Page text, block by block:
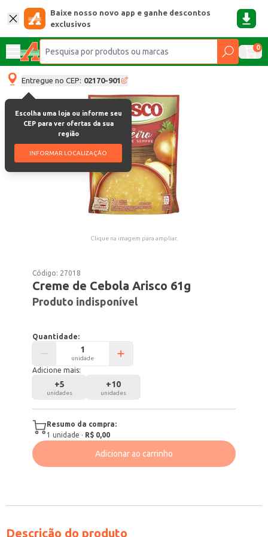
Baixe nosso novo app e ganhe descontos
exclusivos
0
Entregue no CEP: 02170-901
Escolha uma loja ou informe seu
CEP para ver ofertas da sua
região
INFORMAR LOCALIZAÇÃO
Clique na imagem para ampliar.
Código: 27018
Creme de Cebola Arisco 61g
Produto indisponível
Quantidade:
unidade
Adicione mais:
+5
unidades
+10
unidades
Resumo da compra:
1 unidade · R$ 0,00
Adicionar ao carrinho
Descrição do produto